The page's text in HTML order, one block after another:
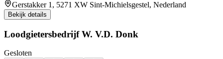
Gerstakker 1, 5271 XW Sint-Michielsgestel, Nederland
Bekijk details
Loodgietersbedrijf W. V.D. Donk
Gesloten